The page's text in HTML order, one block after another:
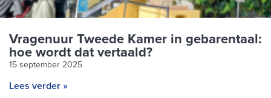
Vragenuur Tweede Kamer in gebarentaal:
hoe wordt dat vertaald?
15 september 2025
Lees verder »